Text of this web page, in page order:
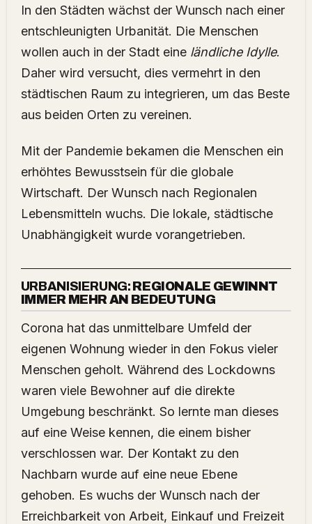
In den Städten wächst der Wunsch nach einer
entschleunigten Urbanität. Die Menschen
wollen auch in der Stadt eine ländliche Idylle.
Daher wird versucht, dies vermehrt in den
städtischen Raum zu integrieren, um das Beste
aus beiden Orten zu vereinen.
Mit der Pandemie bekamen die Menschen ein
erhöhtes Bewusstsein für die globale
Wirtschaft. Der Wunsch nach Regionalen
Lebensmitteln wuchs. Die lokale, städtische
Unabhängigkeit wurde vorangetrieben.
URBANISIERUNG: REGIONALE GEWINNT
IMMER MEHR AN BEDEUTUNG
Corona hat das unmittelbare Umfeld der
eigenen Wohnung wieder in den Fokus vieler
Menschen geholt. Während des Lockdowns
waren viele Bewohner auf die direkte
Umgebung beschränkt. So lernte man dieses
auf eine Weise kennen, die einem bisher
verschlossen war. Der Kontakt zu den
Nachbarn wurde auf eine neue Ebene
gehoben. Es wuchs der Wunsch nach der
Erreichbarkeit von Arbeit, Einkauf und Freizeit